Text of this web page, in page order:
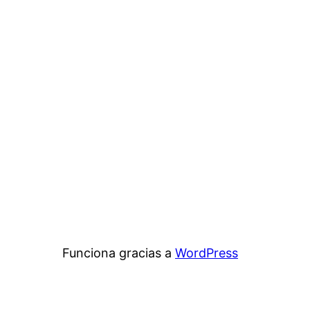
Funciona gracias a WordPress